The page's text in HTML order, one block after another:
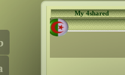
My 4shared